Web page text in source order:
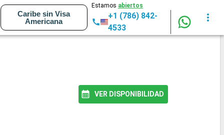
Caribe sin Visa
Americana
Estamos abiertos
+1 (786) 842-
4533
VER DISPONIBILIDAD